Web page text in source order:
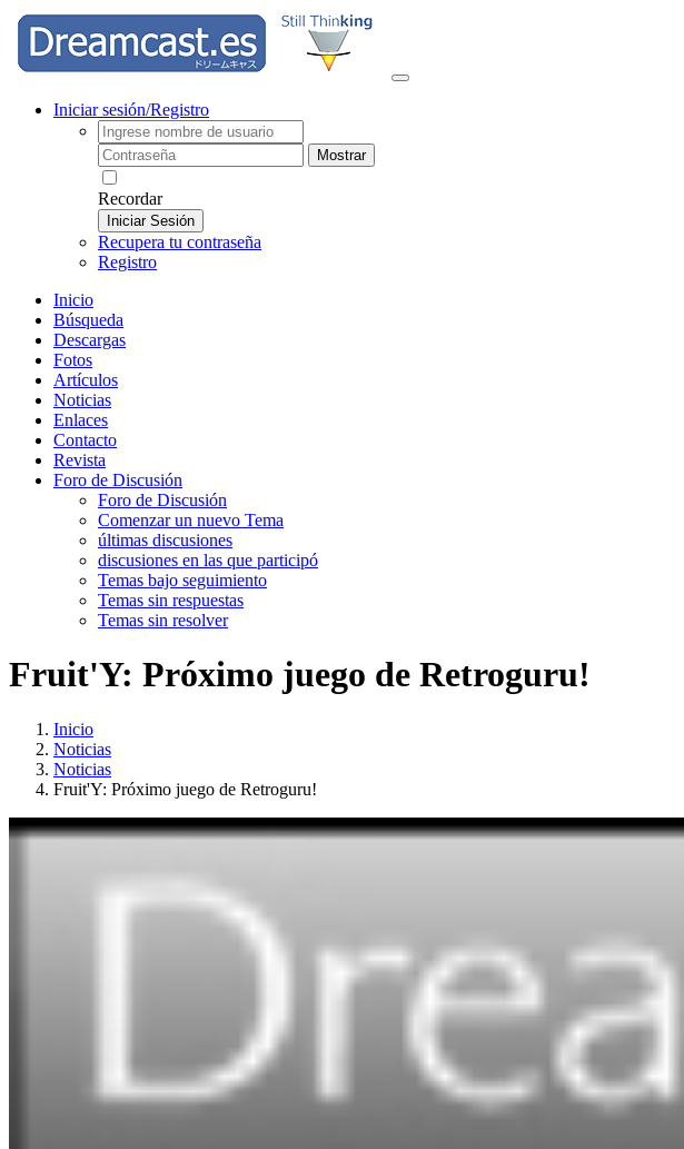
Iniciar sesión/Registro
Mostrar
Recordar
Iniciar Sesión
Recupera tu contraseña
Registro
Inicio
Búsqueda
Descargas
Fotos
Artículos
Noticias
Enlaces
Contacto
Revista
Foro de Discusión
Foro de Discusión
Comenzar un nuevo Tema
últimas discusiones
discusiones en las que participó
Temas bajo seguimiento
Temas sin respuestas
Temas sin resolver
Fruit'Y: Próximo juego de Retroguru!
Inicio
Noticias
Noticias
Fruit'Y: Próximo juego de Retroguru!